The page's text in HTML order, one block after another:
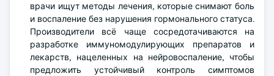
врачи ищут методы лечения, которые снимают боль
и воспаление без нарушения гормонального статуса.
Производители всё чаще сосредотачиваются на
разработке иммуномодулирующих препаратов и
лекарств, нацеленных на нейровоспаление, чтобы
предложить устойчивый контроль симптомов